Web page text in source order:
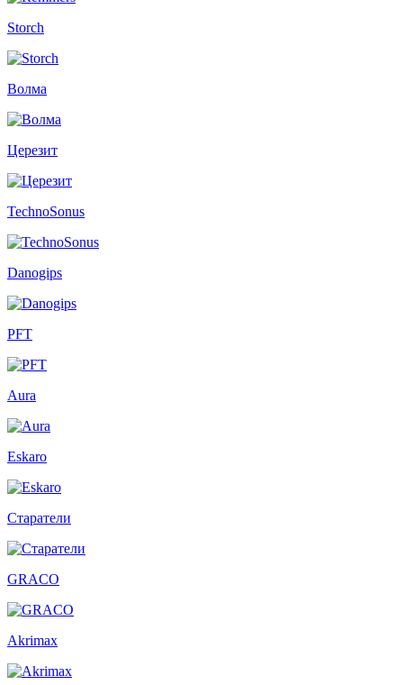
Storch
Волма
Церезит
TechnoSonus
Danogips
PFT
Aura
Eskaro
Старатели
GRACO
Akrimax